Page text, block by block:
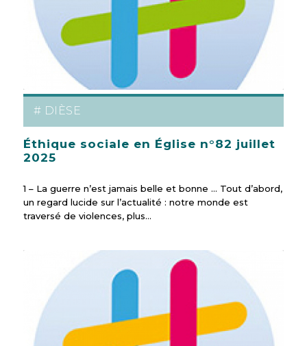
# DIÈSE
Éthique sociale en Église n°82 juillet
2025
1 – La guerre n’est jamais belle et bonne … Tout d’abord,
un regard lucide sur l’actualité : notre monde est
traversé de violences, plus…